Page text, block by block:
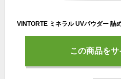
この商品を